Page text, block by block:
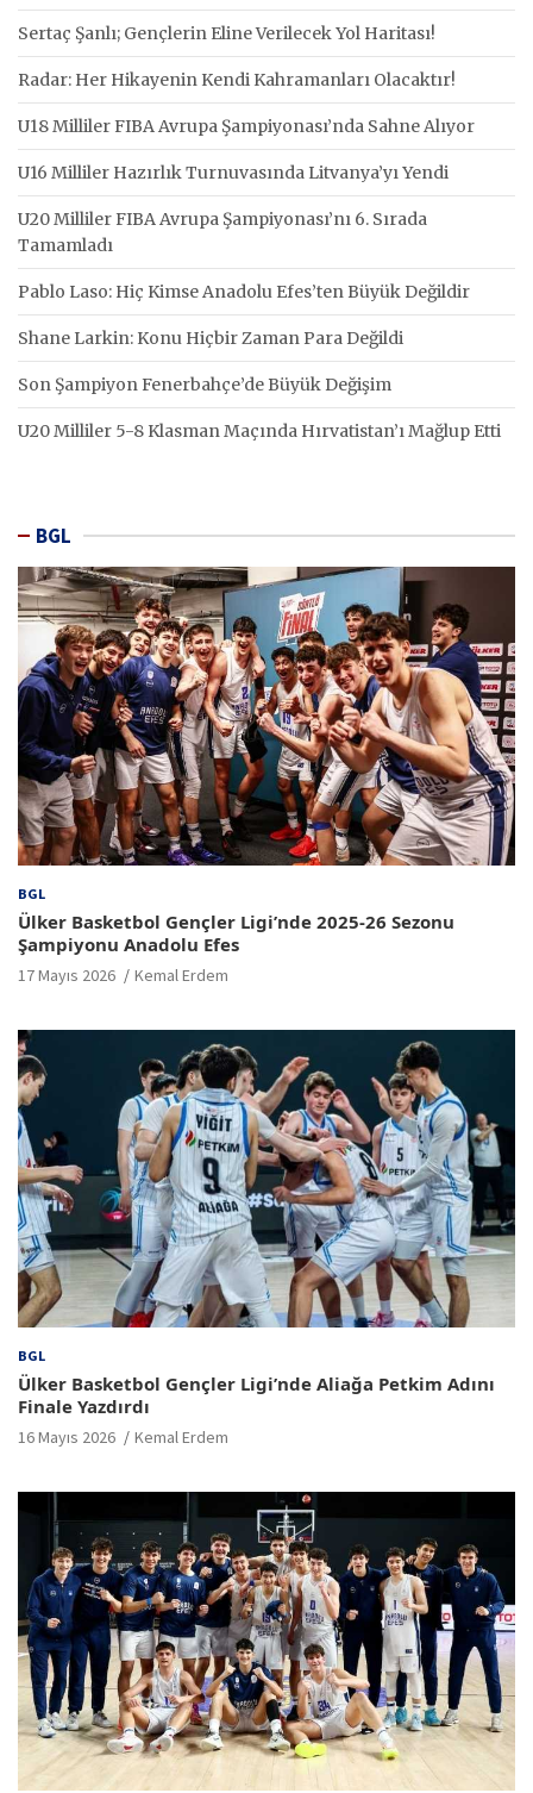
Sertaç Şanlı; Gençlerin Eline Verilecek Yol Haritası!
Radar: Her Hikayenin Kendi Kahramanları Olacaktır!
U18 Milliler FIBA Avrupa Şampiyonası’nda Sahne Alıyor
U16 Milliler Hazırlık Turnuvasında Litvanya’yı Yendi
U20 Milliler FIBA Avrupa Şampiyonası’nı 6. Sırada
Tamamladı
Pablo Laso: Hiç Kimse Anadolu Efes’ten Büyük Değildir
Shane Larkin: Konu Hiçbir Zaman Para Değildi
Son Şampiyon Fenerbahçe’de Büyük Değişim
U20 Milliler 5-8 Klasman Maçında Hırvatistan’ı Mağlup Etti
BGL
BGL
Ülker Basketbol Gençler Ligi’nde 2025-26 Sezonu
Şampiyonu Anadolu Efes
17 Mayıs 2026 Kemal Erdem
BGL
Ülker Basketbol Gençler Ligi’nde Aliağa Petkim Adını
Finale Yazdırdı
16 Mayıs 2026 Kemal Erdem